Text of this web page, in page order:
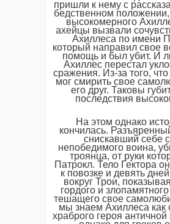
пришли к нему с
бедственном
высокомерного
ахейцы вызвали
Ахиллеса по имени
который направил свое
помощь и был убит. И
Ахиллес перестал
сражения. Из-за того,
мог смирить свое
его друг. Таковы
последствия
На этом однако
кончилась.
снискавший себе
непобедимого воина,
троянца, от руки
Патрокл. Тело Гектора
к повозке и девять
вокруг Трои,
гордого и
тешащего свое
мы знаем Ахиллеса как
храброго героя